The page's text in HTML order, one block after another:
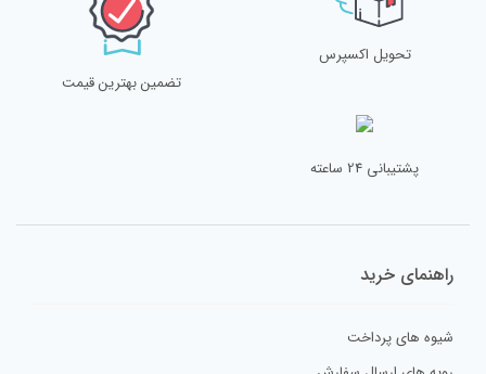
تحویل اکسپرس
تضمین بهترین قیمت
پشتیبانی 24 ساعته
راهنمای خرید
شیوه های پرداخت